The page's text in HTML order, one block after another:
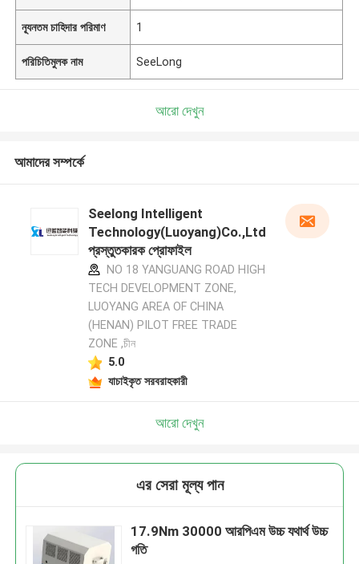
ন্যূনতম চাহিদার পরিমাণ 1
পরিচিতিমুলক নাম SeeLong
আরো দেখুন
আমাদের সম্পর্কে
Seelong Intelligent
Technology(Luoyang)Co.,Ltd
প্রস্তুতকারক প্রোফাইল
NO 18 YANGUANG ROAD HIGH
TECH DEVELOPMENT ZONE,
LUOYANG AREA OF CHINA
(HENAN) PILOT FREE TRADE
ZONE ,চীন
5.0
যাচাইকৃত সরবরাহকারী
আরো দেখুন
এর সেরা মূল্য পান
17.9Nm 30000 আরপিএম উচ্চ যথার্থ উচ্চ
গতি